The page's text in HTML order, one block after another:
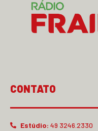
CONTATO
Estúdio: 49 3246.2330